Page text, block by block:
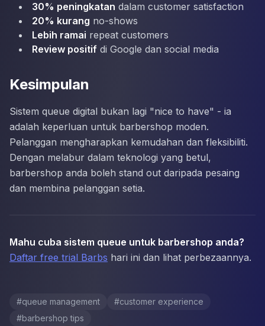
30% peningkatan dalam customer satisfaction
20% kurang no-shows
Lebih ramai repeat customers
Review positif di Google dan social media
Kesimpulan
Sistem queue digital bukan lagi "nice to have" - ia
adalah keperluan untuk barbershop moden.
Pelanggan mengharapkan kemudahan dan fleksibiliti.
Dengan melabur dalam teknologi yang betul,
barbershop anda boleh stand out daripada pesaing
dan membina pelanggan setia.
Mahu cuba sistem queue untuk barbershop anda?
Daftar free trial Barbs hari ini dan lihat perbezaannya.
#queue management #customer experience
#barbershop tips